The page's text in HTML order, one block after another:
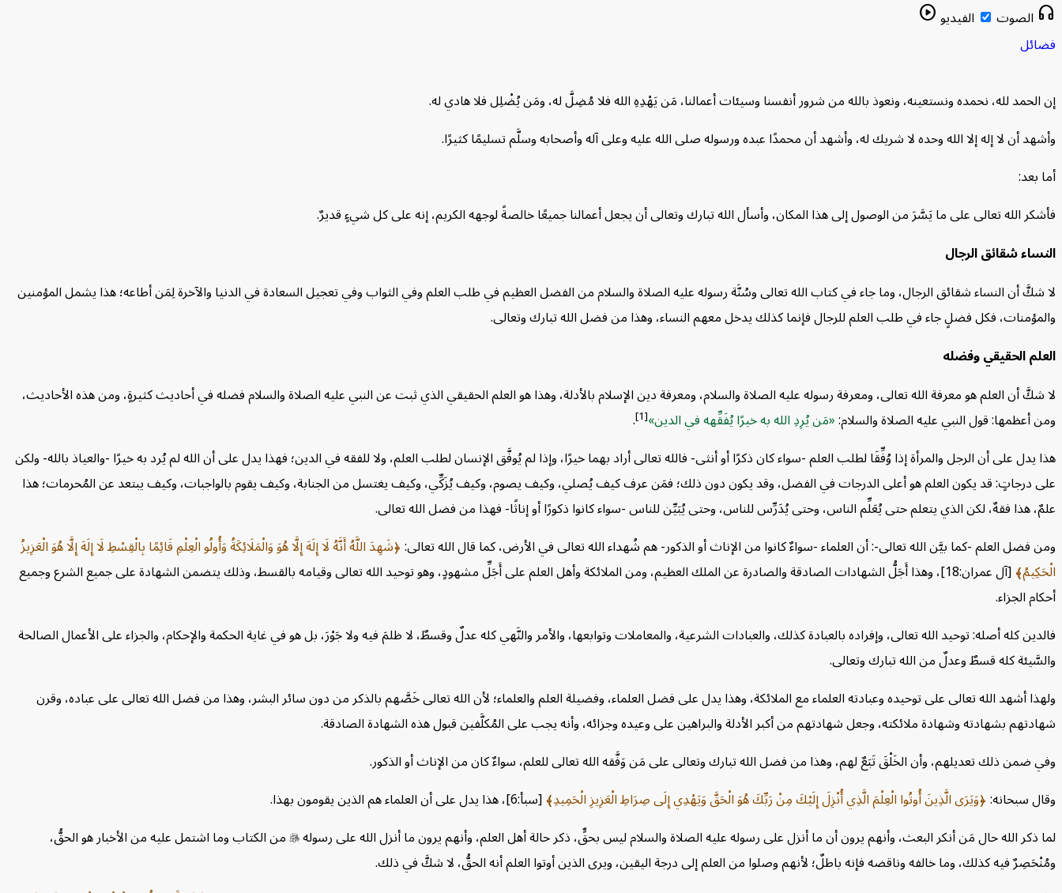
headphones الصوت الفيديو play_circle
فضائل
النساء شقائق الرجال
العلم الحقيقي وفضله
الأسباب المُعِينة على طلب العلم
التقوى
الدعاء
الابتعاد عن المعاصي
الأسئلة
إن الحمد لله، نحمده ونستعينه، ونعوذ بالله من شرور أنفسنا وسيئات أعمالنا، مَن يَهْدِهِ الله فلا مُضِلَّ له، ومَن يُضْلِل فلا هادي له.
وأشهد أن لا إله إلا الله وحده لا شريك له، وأشهد أن محمدًا عبده ورسوله صلى الله عليه وعلى آله وأصحابه وسلَّم تسليمًا كثيرًا.
أما بعد:
فأشكر الله تعالى على ما يَسَّرَ من الوصول إلى هذا المكان، وأسأل الله تبارك وتعالى أن يجعل أعمالنا جميعًا خالصةً لوجهه الكريم، إنه على كل شيءٍ قديرٌ.
النساء شقائق الرجال
لا شكَّ أن النساء شقائق الرجال، وما جاء في كتاب الله تعالى وسُنَّة رسوله عليه الصلاة والسلام من الفضل العظيم في طلب العلم وفي الثواب وفي تعجيل السعادة في الدنيا والآخرة لِمَن أطاعه؛ هذا يشمل المؤمنين
والمؤمنات، فكل فضلٍ جاء في طلب العلم للرجال فإنما كذلك يدخل معهم النساء، وهذا من فضل الله تبارك وتعالى.
العلم الحقيقي وفضله
لا شكَّ أن العلم هو معرفة الله تعالى، ومعرفة رسوله عليه الصلاة والسلام، ومعرفة دين الإسلام بالأدلة، وهذا هو العلم الحقيقي الذي ثبت عن النبي عليه الصلاة والسلام فضله في أحاديث كثيرةٍ، ومن هذه الأحاديث،
ومن أعظمها:قول النبي عليه الصلاة والسلام: مَن يُرِدِ الله به خيرًا يُفَقِّهه في الدين [1]
.
هذا يدل على أن الرجل والمرأة إذا وُفِّقَا لطلب العلم -سواء كان ذكرًا أو أنثى- فالله تعالى أراد بهما خيرًا،وإذا لم يُوفَّق الإنسان لطلب العلم، ولا للفقه في الدين؛ فهذا يدل على أن الله لم يُرد به خيرًا -والعياذ بالله- ولكن
على درجاتٍ:قد يكون العلم هو أعلى الدرجات في الفضل،وقد يكون دون ذلك؛ فمَن عرف كيف يُصلي، وكيف يصوم، وكيف يُزَكِّي، وكيف يغتسل من الجنابة، وكيف يقوم بالواجبات، وكيف يبتعد عن المُحرمات؛ هذا
علمٌ، هذا فقهٌ، لكن الذي يتعلم حتى يُعَلِّم الناس، وحتى يُدَرِّس للناس، وحتى يُبَيِّن للناس -سواء كانوا ذكورًا أو إناثًا- فهذا من فضل الله تعالى.
ومن فضل العلم -كما بيَّن الله تعالى-: أن العلماء -سواءٌ كانوا من الإناث أو الذكور- هم شُهداء الله تعالى في الأرض، كما قال الله تعالى: شَهِدَ اللَّهُ أَنَّهُ لَا إِلَهَ إِلَّا هُوَ وَالْمَلَائِكَةُ وَأُولُو الْعِلْمِ قَائِمًا بِالْقِسْطِ لَا إِلَهَ إِلَّا هُوَ الْعَزِيزُ
الْحَكِيمُ [آل عمران:18]،
وهذا أَجَلُّ الشهادات الصادقة والصادرة عن الملك العظيم، ومن الملائكة وأهل العلم على أَجَلِّ مشهودٍ، وهو توحيد الله تعالى وقيامه بالقسط، وذلك يتضمن الشهادة على جميع الشرع وجميع
أحكام الجزاء.
فالدين كله أصله: توحيد الله تعالى، وإفراده بالعبادة كذلك، والعبادات الشرعية، والمعاملات وتوابعها، والأمر والنَّهي كله عدلٌ وقسطٌ، لا ظلمَ فيه ولا جَوْرَ، بل هو في غاية الحكمة والإحكام، والجزاء على الأعمال الصالحة
والسَّيئة كله قسطٌ وعدلٌ من الله تبارك وتعالى.
ولهذا أشهد الله تعالى على توحيده وعبادته العلماء مع الملائكة، وهذا يدل على فضل العلماء، وفضيلة العلم والعلماء؛ لأن الله تعالى خَصَّهم بالذكر من دون سائر البشر، وهذا من فضل الله تعالى على عباده، وقرن
شهادتهم بشهادته وشهادة ملائكته، وجعل شهادتهم من أكبر الأدلة والبراهين على وعيده وجزائه، وأنه يجب على المُكلَّفين قبول هذه الشهادة الصادقة.
وفي ضمن ذلك تعديلهم، وأن الخَلْقَ تَبَعٌ لهم،وهذا من فضل الله تبارك وتعالى على مَن وَفَّقه الله تعالى للعلم، سواءٌ كان من الإناث أو الذكور.
وقال سبحانه: وَيَرَى الَّذِينَ أُوتُوا الْعِلْمَ الَّذِي أُنْزِلَ إِلَيْكَ مِنْ رَبِّكَ هُوَ الْحَقَّ وَيَهْدِي إِلَى صِرَاطِ الْعَزِيزِ الْحَمِيدِ [سبأ:6]،
هذا يدل على أن العلماء هم الذين يقومون بهذا.
لما ذكر الله حال مَن أنكر البعث، وأنهم يرون أن ما أنزل على رسوله عليه الصلاة والسلام ليس بحقٍّ، ذكر حالة أهل العلم، وأنهم يرون ما أنزل الله على رسولهمن الكتاب وما اشتمل عليه من الأخبار هو الحقُّ،
ومُنْحَصِرٌ فيه كذلك، وما خالفه وناقضه فإنه باطلٌ؛ لأنهم وصلوا من العلم إلى درجة اليقين، ويرى الذين أوتوا العلم أنه الحقُّ، لا شكَّ في ذلك.